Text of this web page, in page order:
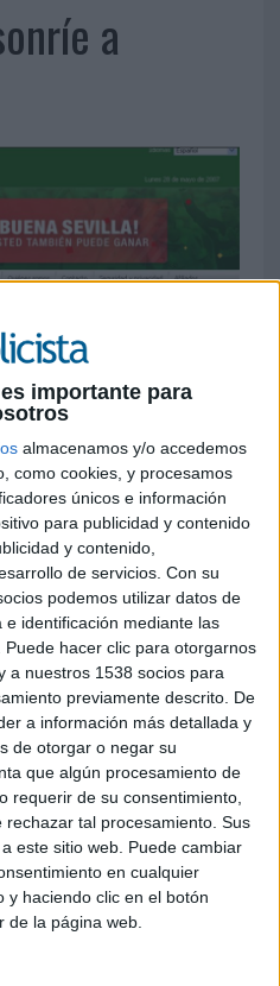
importante para
almacenamos y/o accedemos
como cookies, y procesamos
únicos e información
para publicidad y contenido
y contenido,
de servicios. Con su
podemos utilizar datos de
identificación mediante las
hacer clic para otorgarnos
a nuestros 1538 socios para
previamente descrito. De
a información más detallada y
de otorgar o negar su
que algún procesamiento de
requerir de su consentimiento,
tal procesamiento. Sus
este sitio web. Puede cambiar
en cualquier
y haciendo clic en el botón
de la página web.
a
en juegos de azar on
sus marcas Casino-
los medios off line en
de Directmedia,
en respuesta
de dar a conocer
y generar tráfico a
dará servicios
estratégico,